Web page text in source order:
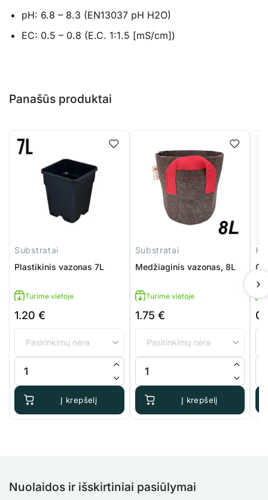
pH: 6.8 – 8.3 (EN13037 pH H2O)
EC: 0.5 – 0.8 (E.C. 1:1.5 [mS/cm])
Panašūs produktai
Substratai
Plastikinis vazonas 7L
Turime vietoje
1.20 €
produkto kiekis: Plastikinis vazonas 7L
Į krepšelį
Substratai
Medžiaginis vazonas, 8L
Turime vietoje
1.75 €
produkto kiekis: Medžiaginis
Į krepšelį
›
Nuolaidos ir išskirtiniai pasiūlymai